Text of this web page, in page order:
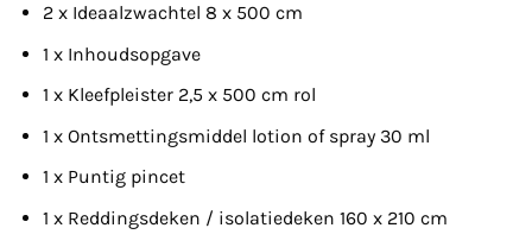
2 x Ideaalzwachtel 8 x 500 cm
1 x Inhoudsopgave
1 x Kleefpleister 2,5 x 500 cm rol
1 x Ontsmettingsmiddel lotion of spray 30 ml
1 x Puntig pincet
1 x Reddingsdeken / isolatiedeken 160 x 210 cm